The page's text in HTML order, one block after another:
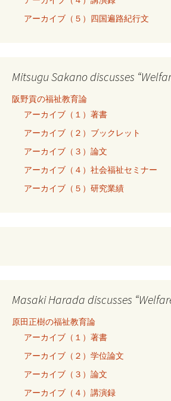
アーカイブ（５）四国遍路紀行文
Mitsugu Sakano discusses
阪野貢の福祉教育論
アーカイブ（１）著書
アーカイブ（２）ブックレット
アーカイブ（３）論文
アーカイブ（４）社会福祉セミナー
アーカイブ（５）研究業績
Masaki Harada discusses
原田正樹の福祉教育論
アーカイブ（１）著書
アーカイブ（２）学位論文
アーカイブ（３）論文
アーカイブ（４）講演録